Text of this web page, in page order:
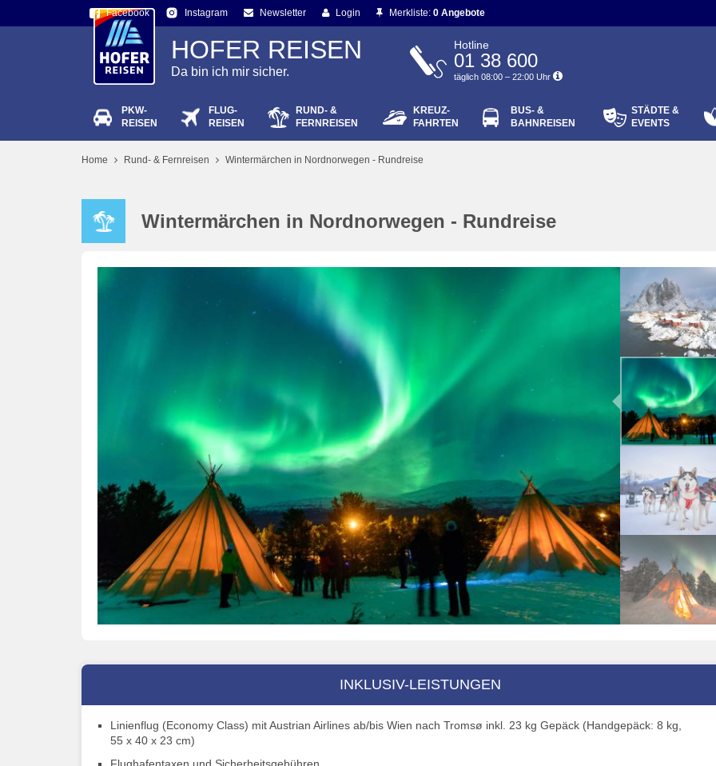
Facebook Instagram Newsletter Login
Passwort vergessen?
Merkliste: 0 Angebote
HOFER REISEN
Da bin ich mir sicher.
Hotline
01 38 600
täglich 08:00 – 22:00 Uhr
PKW-
REISEN
FLUG-
REISEN
RUND- &
FERNREISEN
KREUZ-
FAHRTEN
BUS- &
BAHNREISEN
STÄDTE &
EVENTS
Home Rund- & Fernreisen Wintermärchen in Nordnorwegen - Rundreise
Wintermärchen in Nordnorwegen - Rundreise
Huskyschlittenabenteuer
INKLUSIV-LEISTUNGEN
Linienflug (Economy Class) mit Austrian Airlines ab/bis Wien nach Tromsø inkl. 23 kg Gepäck (Handgepäck: 8 kg,
55 x 40 x 23 cm)